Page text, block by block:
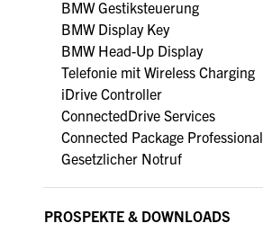
BMW Gestiksteuerung
BMW Display Key
BMW Head-Up Display
Telefonie mit Wireless Charging
iDrive Controller
ConnectedDrive Services
Connected Package Professional
Gesetzlicher Notruf
PROSPEKTE & DOWNLOADS